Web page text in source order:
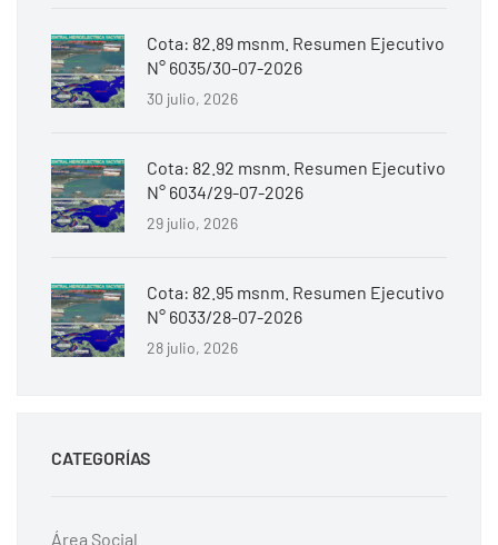
Cota: 82.89 msnm. Resumen Ejecutivo
N° 6035/30-07-2026
30 julio, 2026
Cota: 82.92 msnm. Resumen Ejecutivo
N° 6034/29-07-2026
29 julio, 2026
Cota: 82.95 msnm. Resumen Ejecutivo
N° 6033/28-07-2026
28 julio, 2026
CATEGORÍAS
Área Social